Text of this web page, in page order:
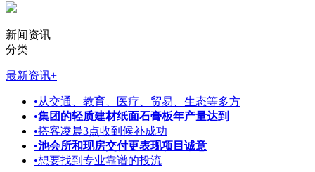
新闻资讯
分类
最新资讯+
•从交通、教育、医疗、贸易、生态等多方
•集团的轻质建材纸面石膏板年产量达到
•搭客凌晨3点收到候补成功
•池会所和现房交付更表现项目诚意
•想要找到专业靠谱的投流